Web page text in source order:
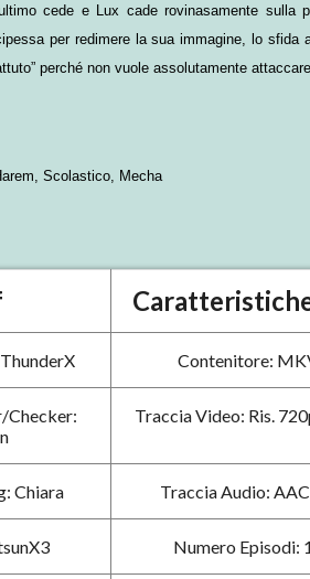
cede e Lux cade rovinasamente sulla
per redimere la sua immagine, lo
perché non vuole assolutamente
Scolastico, Mecha
Contenitore:
Checker:
Traccia Video: Ris.
Chiara Traccia Audio:
Numero Episodi: